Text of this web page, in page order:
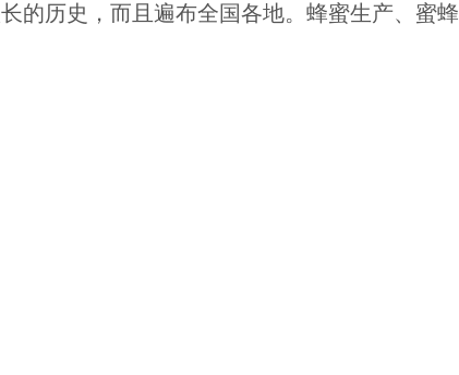
的历史，而且遍布全国各地。蜂蜜生产、蜜蜂